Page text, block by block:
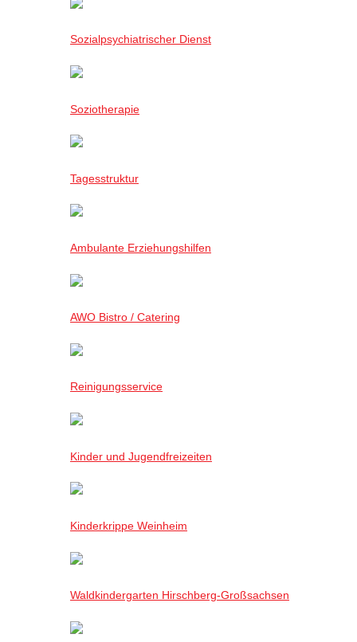
Sozialpsychiatrischer Dienst
Soziotherapie
Tagesstruktur
Ambulante Erziehungshilfen
AWO Bistro / Catering
Reinigungsservice
Kinder und Jugendfreizeiten
Kinderkrippe Weinheim
Waldkindergarten Hirschberg-Großsachsen